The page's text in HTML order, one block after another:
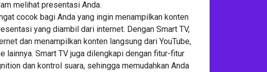
melihat presentasi Anda.
cocok bagi Anda yang ingin menampilkan konten
yang diambil dari internet. Dengan Smart TV,
dan menampilkan konten langsung dari YouTube,
lainnya. Smart TV juga dilengkapi dengan fitur-fitur
dan kontrol suara, sehingga memudahkan Anda